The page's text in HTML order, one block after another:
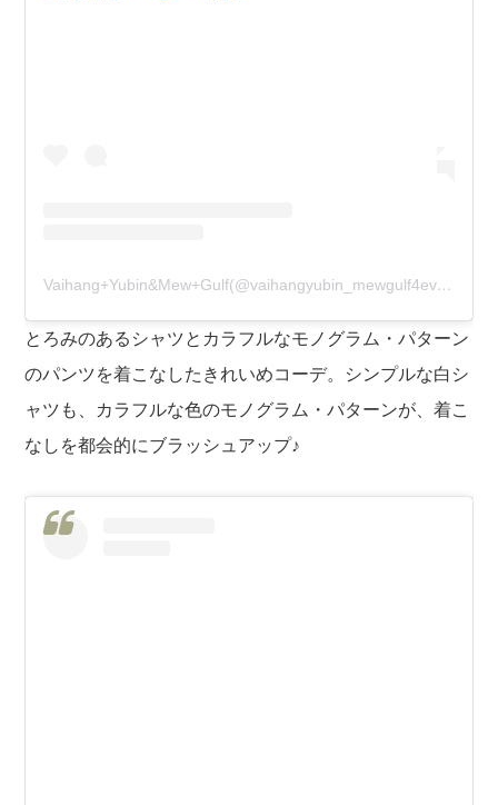
Vaihang+Yubin&Mew+Gulf(@vaihangyubin_mewgulf4eva)がシェアした投稿
とろみのあるシャツとカラフルなモノグラム・パターン
のパンツを着こなしたきれいめコーデ。シンプルな白シ
ャツも、カラフルな色のモノグラム・パターンが、着こ
なしを都会的にブラッシュアップ♪